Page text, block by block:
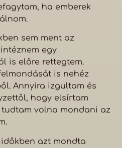
ha emberek
sem ment az
egy
is előre rettegtem.
is nehéz
Annyira izgultam és
hogy elsírtam
volna mondani az
azt mondta